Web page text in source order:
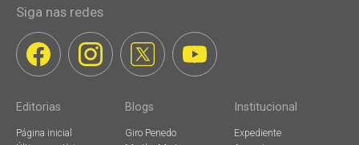
Siga nas redes
Editorias
Página inicial
Blogs
Giro Penedo
Institucional
Expediente